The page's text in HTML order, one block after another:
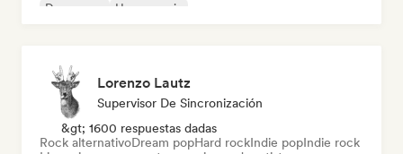
Dream pop
House music
Lorenzo Lautz
Supervisor De Sincronización
&gt; 1600 respuestas dadas
Rock alternativoDream popHard rockIndie popIndie rock